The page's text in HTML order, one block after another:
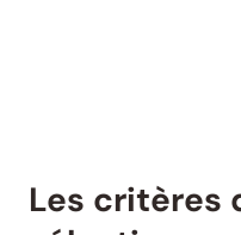
Les critères